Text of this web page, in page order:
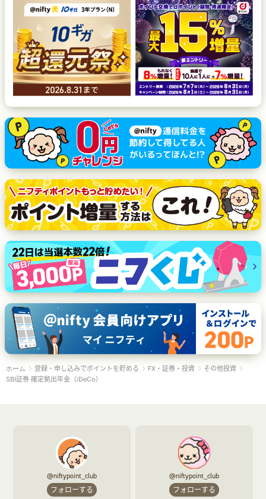
ホーム 登録・申し込みでポイントを貯める FX・証券・投資
その他投資
SBI証券 確定拠出年金（iDeCo）
@niftypoint_club
フォローする
@niftypoint_club
フォローする